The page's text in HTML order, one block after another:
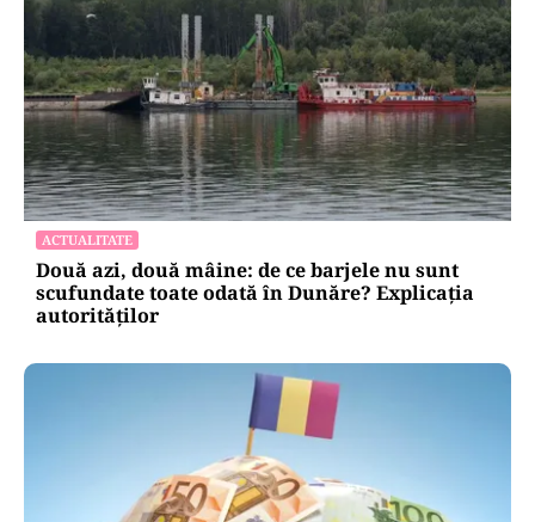
ACTUALITATE
Două azi, două mâine: de ce barjele nu sunt
scufundate toate odată în Dunăre? Explicația
autorităților